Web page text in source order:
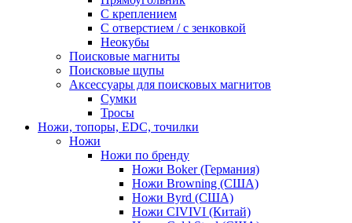
С креплением
С отверстием / с зенковкой
Неокубы
Поисковые магниты
Поисковые щупы
Аксессуары для поисковых магнитов
Сумки
Тросы
Ножи, топоры, EDC, точилки
Ножи
Ножи по бренду
Ножи Boker (Германия)
Ножи Browning (США)
Ножи Byrd (США)
Ножи CIVIVI (Китай)